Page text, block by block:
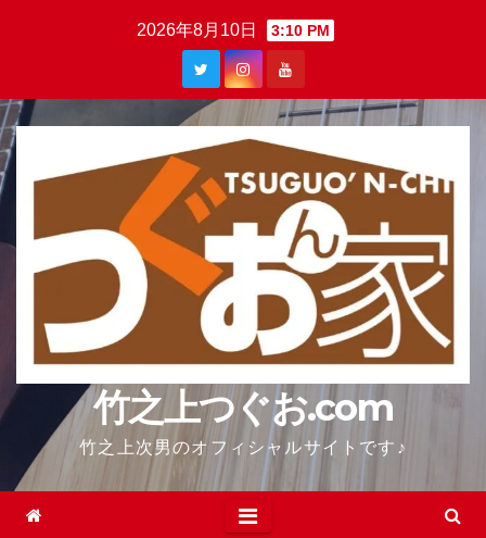
2026年8月10日 3:10 PM
竹之上つぐお.com
竹之上次男のオフィシャルサイトです♪